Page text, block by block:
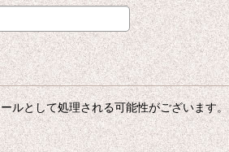
ルとして処理される可能性がございます。